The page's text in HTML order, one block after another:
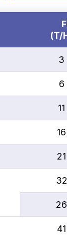
(T/
3
6
11
16
21
32
26
41